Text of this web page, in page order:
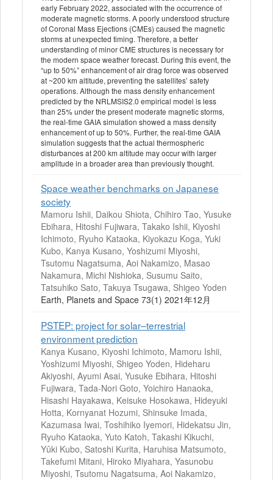
early February 2022, associated with the occurrence of
moderate magnetic storms. A poorly understood structure
of Coronal Mass Ejections (CMEs) caused the magnetic
storms at unexpected timing. Therefore, a better
understanding of minor CME structures is necessary for
the modern space weather forecast. During this event, the
“up to 50%” enhancement of air drag force was observed
at ~200 km altitude, preventing the satellites’ safety
operations. Although the mass density enhancement
predicted by the NRLMSIS2.0 empirical model is less
than 25% under the present moderate magnetic storms,
the real-time GAIA simulation showed a mass density
enhancement of up to 50%. Further, the real-time GAIA
simulation suggests that the actual thermospheric
disturbances at 200 km altitude may occur with larger
amplitude in a broader area than previously thought.
Space weather benchmarks on Japanese
society
Mamoru Ishii, Daikou Shiota, Chihiro Tao, Yusuke
Ebihara, Hitoshi Fujiwara, Takako Ishii, Kiyoshi
Ichimoto, Ryuho Kataoka, Kiyokazu Koga, Yuki
Kubo, Kanya Kusano, Yoshizumi Miyoshi,
Tsutomu Nagatsuma, Aoi Nakamizo, Masao
Nakamura, Michi Nishioka, Susumu Saito,
Tatsuhiko Sato, Takuya Tsugawa, Shigeo Yoden
Earth, Planets and Space 73(1) 2021年12月
PSTEP: project for solar–terrestrial
environment prediction
Kanya Kusano, Kiyoshi Ichimoto, Mamoru Ishii,
Yoshizumi Miyoshi, Shigeo Yoden, Hideharu
Akiyoshi, Ayumi Asai, Yusuke Ebihara, Hitoshi
Fujiwara, Tada-Nori Goto, Yoichiro Hanaoka,
Hisashi Hayakawa, Keisuke Hosokawa, Hideyuki
Hotta, Kornyanat Hozumi, Shinsuke Imada,
Kazumasa Iwai, Toshihiko Iyemori, Hidekatsu Jin,
Ryuho Kataoka, Yuto Katoh, Takashi Kikuchi,
Yûki Kubo, Satoshi Kurita, Haruhisa Matsumoto,
Takefumi Mitani, Hiroko Miyahara, Yasunobu
Miyoshi, Tsutomu Nagatsuma, Aoi Nakamizo,